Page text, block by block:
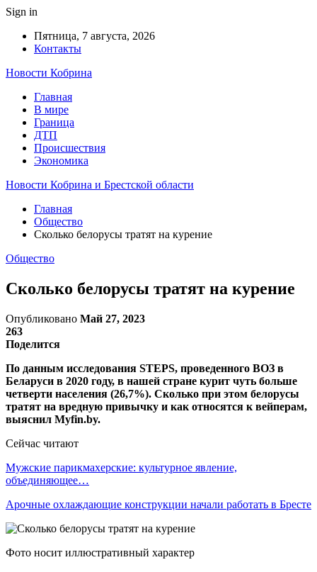
Sign in
Пятница, 7 августа, 2026
Контакты
Новости Кобрина
Главная
В мире
Граница
ДТП
Происшествия
Экономика
Новости Кобрина и Брестской области
Главная
Общество
Cколько белорусы тратят на курение
Общество
Cколько белорусы тратят на курение
Опубликовано Май 27, 2023
263
Поделится
По данным исследования STEPS, проведенного ВОЗ в
Беларуси в 2020 году, в нашей стране курит чуть больше
четверти населения (26,7%). Сколько при этом белорусы
тратят на вредную привычку и как относятся к вейперам,
выяснил Myfin.by.
Сейчас читают
Мужские парикмахерские: культурное явление,
объединяющее…
Арочные охлаждающие конструкции начали работать в Бресте
Фото носит иллюстративный характер